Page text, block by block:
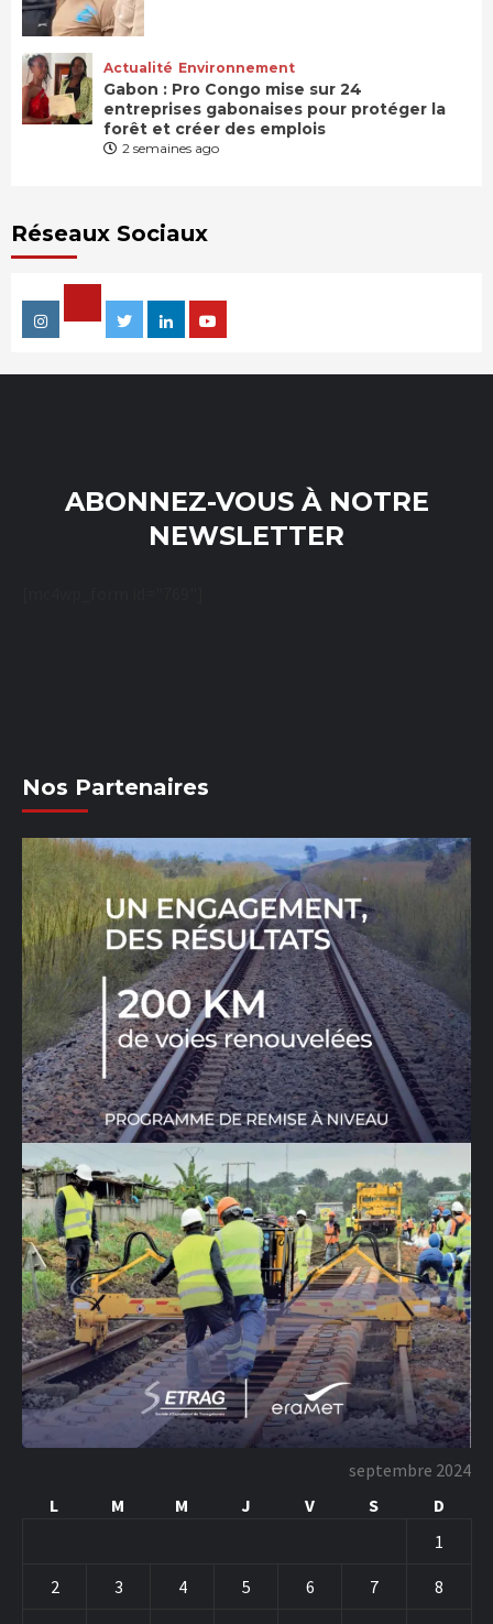
Actualité Environnement
Gabon : Pro Congo mise sur 24
entreprises gabonaises pour protéger la
forêt et créer des emplois
2 semaines ago
Réseaux Sociaux
Instagram
Facebook
TwitterLinkedin
ABONNEZ-VOUS À NOTRE
NEWSLETTER
Nos Partenaires
septembre 2024
L
M M J V S
D
1
2 3 4 5 6 7 8